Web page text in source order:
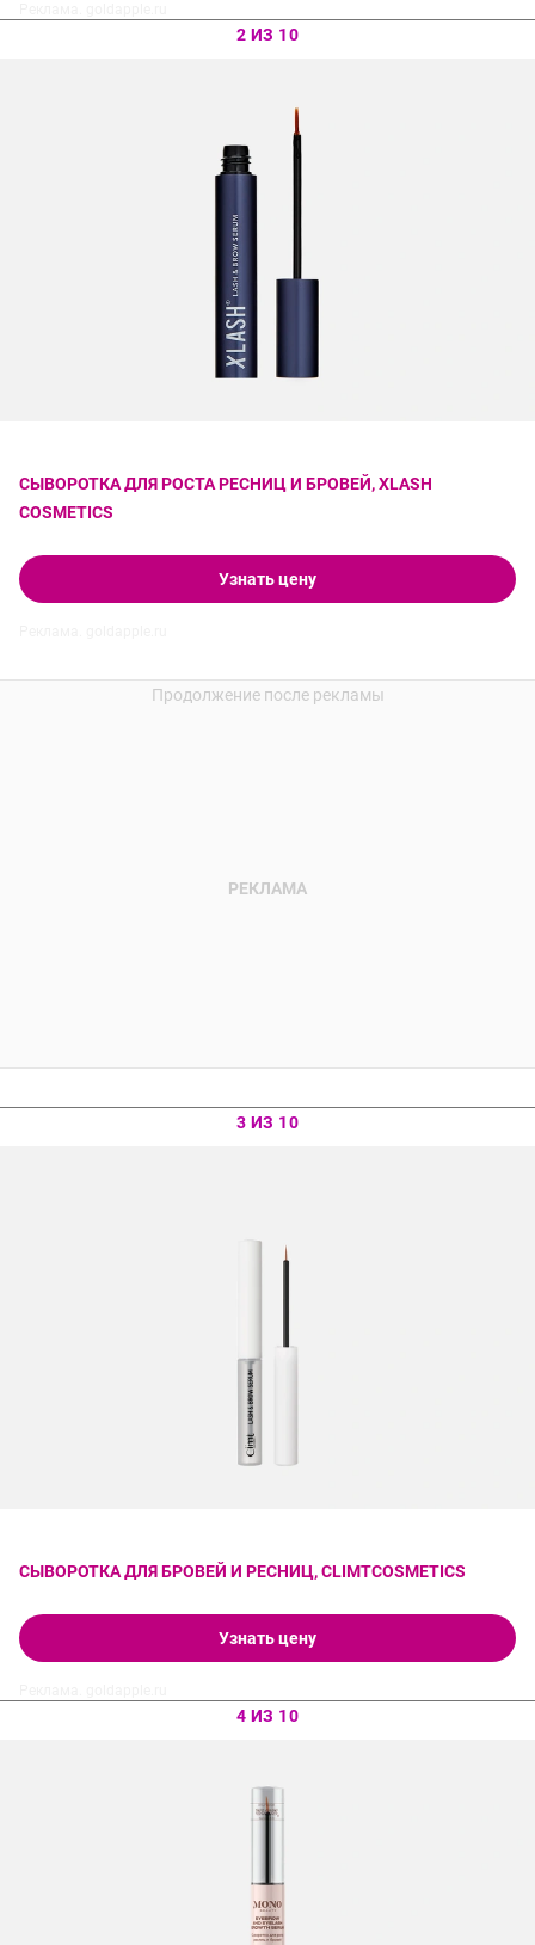
2 ИЗ 10
СЫВОРОТКА ДЛЯ РОСТА РЕСНИЦ И БРОВЕЙ, XLASH
COSMETICS
Узнать цену
3 ИЗ 10
СЫВОРОТКА ДЛЯ БРОВЕЙ И РЕСНИЦ, CLIMTCOSMETICS
Узнать цену
4 ИЗ 10